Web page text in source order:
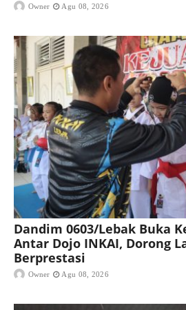
Owner Agu 08, 2026
Dandim 0603/Lebak Buka
Antar Dojo INKAI, Dorong
Berprestasi
Owner Agu 08, 2026